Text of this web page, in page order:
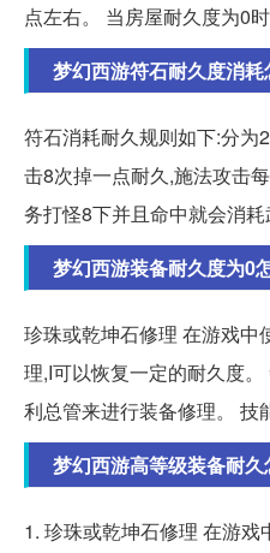
点左右。 当房屋耐久度为0
梦幻西游符石耐久度消
符石消耗耐久规则如下:分为
击8次掉一点耐久,施法攻击
务打怪8下并且命中就会消耗
梦幻西游装备耐久度为0
珍珠或乾坤石修理 在游戏中
理,I可以恢复一定的耐久度
利总管来进行装备修理。 技
梦幻西游高等级装备耐
1. 珍珠或乾坤石修理 在游